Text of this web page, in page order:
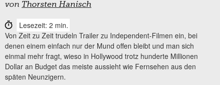
von Thorsten Hanisch
Lesezeit: 2 min.
Von Zeit zu Zeit trudeln Trailer zu Independent-Filmen ein, bei
denen einem einfach nur der Mund offen bleibt und man sich
einmal mehr fragt, wieso in Hollywood trotz hunderte Millionen
Dollar an Budget das meiste aussieht wie Fernsehen aus den
späten Neunzigern.